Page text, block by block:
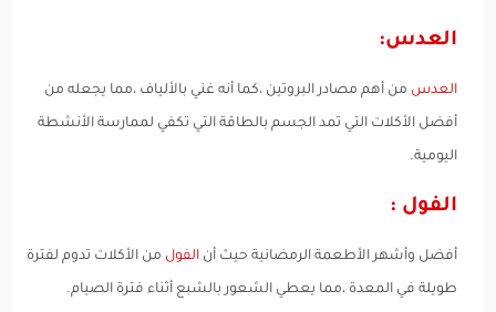
العدس:
العدس من أهم مصادر البروتين ،كما أنه غني بالألياف ،مما يجعله من
أفضل الأكلات التي تمد الجسم بالطاقة التي تكفي لممارسة الأنشطة
اليومية.
الفول :
أفضل وأشهر الأطعمة الرمضانية حيث أن الفول من الأكلات تدوم لفترة
طويلة في المعدة ،مما يعطي الشعور بالشبع أثناء فترة الصيام.